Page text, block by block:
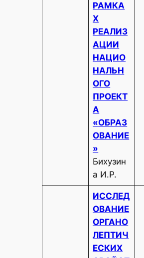
РАМКА
Х
РЕАЛИЗ
АЦИИ
НАЦИО
НАЛЬН
ОГО
ПРОЕКТ
А
«ОБРАЗ
ОВАНИЕ
»
Бихузин
а И.Р.
ИССЛЕД
ОВАНИЕ
ОРГАНО
ЛЕПТИЧ
ЕСКИХ